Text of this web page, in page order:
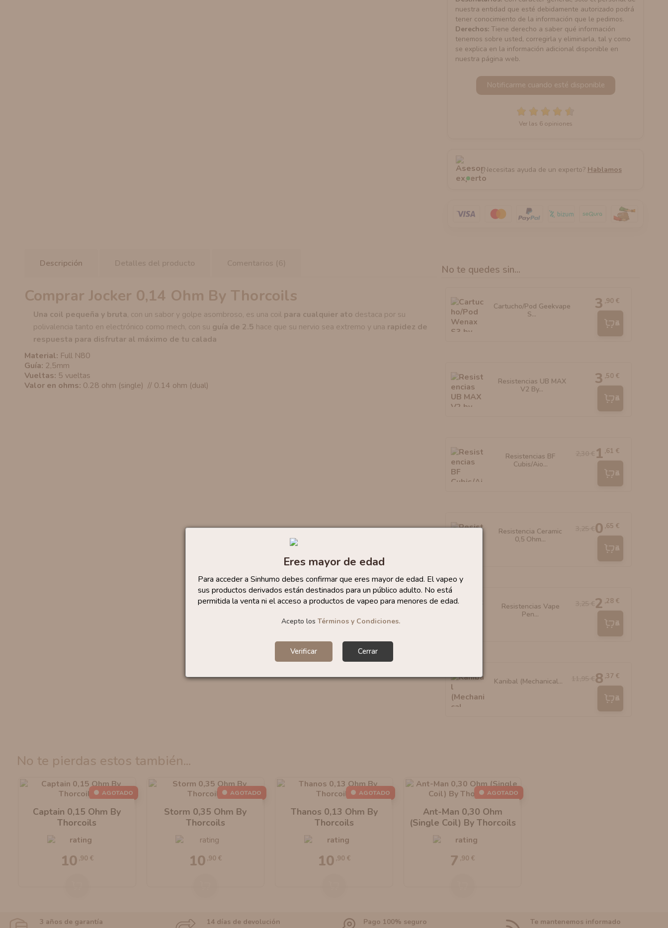
Eres mayor de edad
Para acceder a Sinhumo debes confirmar que eres mayor de edad. El vapeo y
sus productos derivados están destinados para un público adulto. No está
permitida la venta ni el acceso a productos de vapeo para menores de edad.
Acepto los Términos y Condiciones.
Verificar Cerrar
nuestra entidad que esté debidamente autorizado podrá
tener conocimiento de la información que le pedimos.
Derechos:Tiene derecho a saber qué información
tenemos sobre usted, corregirla y eliminarla, tal y como
se explica en la información adicional disponible en
nuestra página web.
Notificarme cuando esté disponible
Ver las 6 opiniones
¿Necesitas ayuda de un experto? Hablamos
Descripción Detalles del producto Comentarios (6)
Comprar Jocker 0,14 Ohm By Thorcoils
Una coil pequeña y bruta, con un sabor y golpe asombroso, es una coil para cualquier ato destaca por su
polivalencia tanto en electrónico como mech, con su guía de 2.5 hace que su nervio sea extremo y una rapidez de
respuesta para disfrutar al máximo de tu calada
Material: Full N80
Guía: 2,5mm
Vueltas: 5 vueltas
Valor en ohms: 0.28 ohm (single) // 0.14 ohm (dual)
No te quedes sin...
Cartucho/Pod Geekvape
S...
3 ,90 €
Añadir
Resistencias UB MAX
V2 By...
3 ,50 €
Añadir
Resistencias BF
Cubis/Aio...
1 ,61 €
Añadir
Resistencia Ceramic
0,5 Ohm...
0 ,65 €
Añadir
Resistencias Vape
Pen...
2 ,28 €
Añadir
Kanibal (Mechanical... 8 ,37 €
Añadir
no te pierdas estos también...
Captain 0,15 Ohm By
Thorcoils
10 ,90 €
AGOTADO
Storm 0,35 Ohm By
Thorcoils
10 ,90 €
AGOTADO
Thanos 0,13 Ohm By
Thorcoils
10 ,90 €
AGOTADO
Ant-Man 0,30 Ohm
(Single Coil) By Thorcoils
7 ,90 €
AGOTADO
3 años de garantía 14 días de devolución Pago 100% seguro Te mantenemos informado